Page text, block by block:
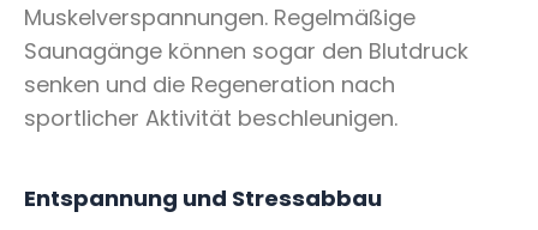
Muskelverspannungen. Regelmäßige
Saunagänge können sogar den Blutdruck
senken und die Regeneration nach
sportlicher Aktivität beschleunigen.
Entspannung und Stressabbau